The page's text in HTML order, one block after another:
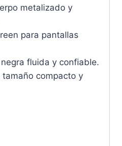
metalizado y
para pantallas
fluida y confiable.
compacto y